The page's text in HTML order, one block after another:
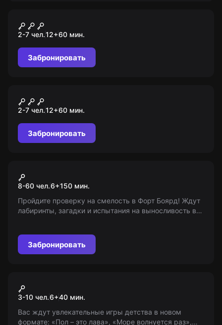
Апокалипсис 2012
2-7 чел.12+60 мин.
Забронировать
Канкун: джунгли на
выживание
2-7 чел.12+60 мин.
Забронировать
Форт Боярд 2.0
8-60 чел.6+150 мин.
Пройдите проверку на смелость в Форт Боярд! Ждут
лабиринты, загадки и испытания на выносливость в
Забронировать
Pixel Quest (Серпуховская)
3-10 чел.6+40 мин.
Вас ждут увлекательные игры детства в новом
формате: «Пол – это лава», «Море волнуется раз»,